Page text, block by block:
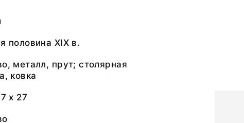
половина XIX в.
металл, прут; столярная
ковка
х 27